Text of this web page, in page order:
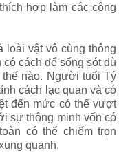
hợp làm các công
loài vật vô cùng thông
cách để sống sót dù
nào. Người tuổi Tý
cách lạc quan và có
đến mức có thể vượt
sự thông minh vốn có
có thể chiếm trọn
quanh.